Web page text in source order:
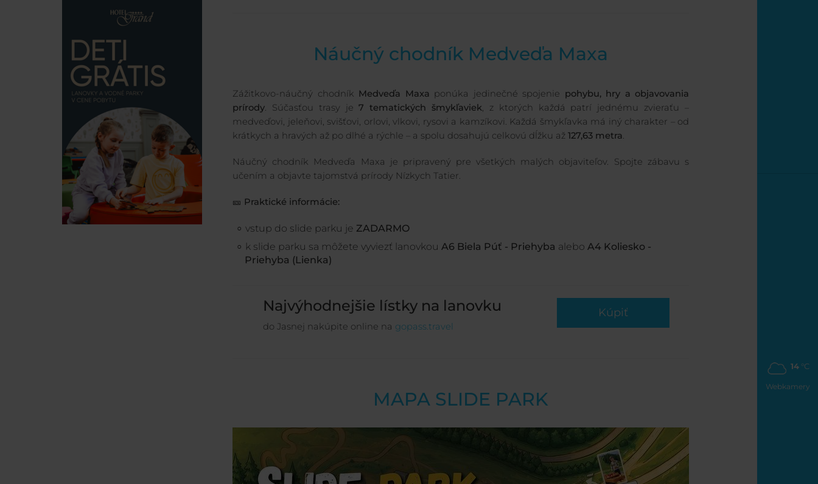
14 °C
Webkamery
Náučný chodník Medveďa Maxa
Zážitkovo-náučný chodník Medveďa Maxa ponúka jedinečné spojenie pohybu, hry a objavovania
prírody. Súčasťou trasy je7 tematických šmykľaviek, z ktorých každá patrí jednému zvieraťu –
medveďovi, jeleňovi, svišťovi, orlovi, vlkovi, rysovi a kamzíkovi. Každá šmykľavka má iný charakter – od
krátkych a hravých až po dlhé a rýchle – a spolu dosahujú celkovú dĺžku až 127,63 metra.
Náučný chodník Medveďa Maxa je pripravený pre všetkých malých objaviteľov. Spojte zábavu s
učením a objavte tajomstvá prírody Nízkych Tatier.
🎫 Praktické informácie:
vstup do slide parku je ZADARMO
k slide parku sa môžete vyviezť lanovkou A6 Biela Púť - Priehyba alebo A4 Koliesko -
Priehyba (Lienka)
Najvýhodnejšie lístky na lanovku
do Jasnej nakúpite online na gopass.travel
Kúpiť
MAPA SLIDE PARK